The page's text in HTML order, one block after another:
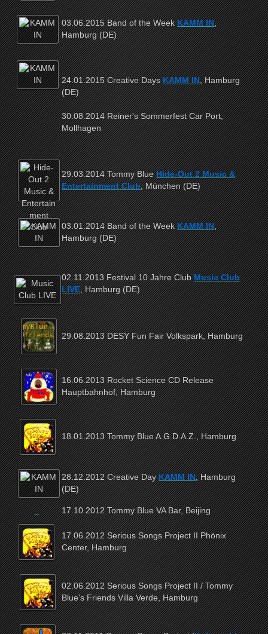
03.06.2015 Band of the WeekKAMM IN,
Hamburg (DE)
24.01.2015 Creative DaysKAMM IN, Hamburg
(DE)
30.08.2014 Reiner's Sommerfest Car Port,
Mollhagen
29.03.2014 Tommy BlueHide-Out 2 Music &
Entertainment Club, München (DE)
03.01.2014 Band of the WeekKAMM IN,
Hamburg (DE)
02.11.2013 Festival 10 Jahre ClubMusic Club
LIVE, Hamburg (DE)
29.08.2013 DESY Fun Fair Volkspark, Hamburg
16.06.2013 Rocket Science CD Release
Hauptbahnhof, Hamburg
18.01.2013 Tommy Blue A.G.D.A.Z., Hamburg
28.12.2012 Creative DayKAMM IN, Hamburg
(DE)
17.10.2012 Tommy Blue VA Bar, Beijing
17.06.2012 Serious Songs Project II Phönix
Center, Hamburg
02.06.2012 Serious Songs Project II / Tommy
Blue's Friends Villa Verde, Hamburg